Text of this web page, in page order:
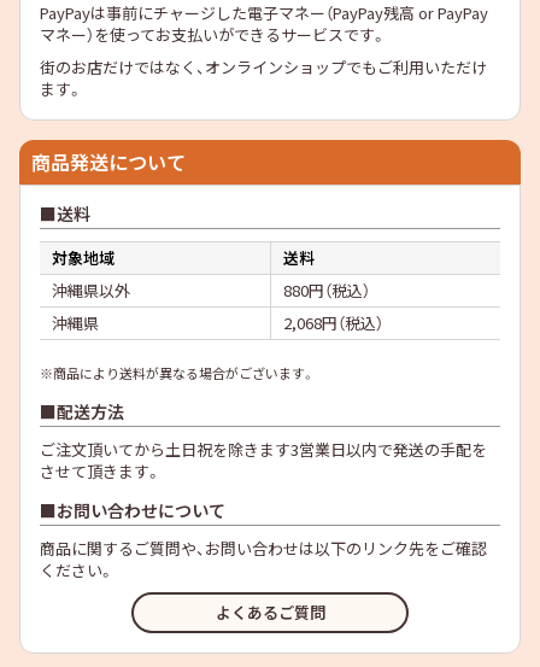
PayPayは事前にチャージした電子マネー（PayPay残高 or PayPay
マネー）を使ってお支払いができるサービスです。
街のお店だけではなく、オンラインショップでもご利用いただけ
ます。
商品発送について
送料
対象地域
送料
沖縄県以外
880円（税込）
沖縄県
2,068円（税込）
※商品により送料が異なる場合がございます。
配送方法
ご注文頂いてから土日祝を除きます3営業日以内で発送の手配を
させて頂きます。
お問い合わせについて
商品に関するご質問や、お問い合わせは以下のリンク先をご確認
ください。
よくあるご質問